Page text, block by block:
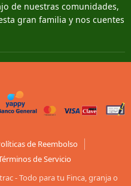
de nuestras comunidades,
gran familia y nos cuentes
de Reembolso
de Servicio
- Todo para tu Finca, granja o